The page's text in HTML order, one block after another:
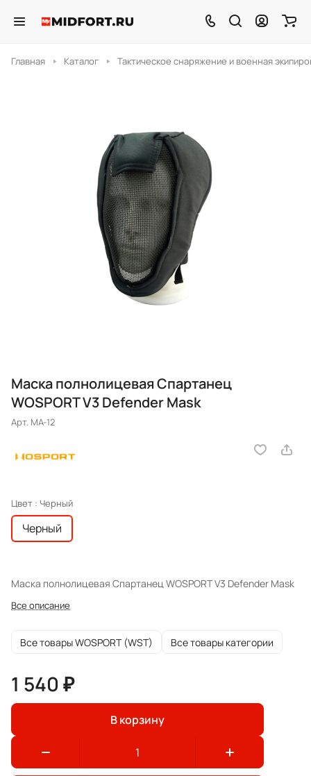
Главная Каталог Тактическое снаряжение и военная
Маска полнолицевая Спартанец
WOSPORT V3 Defender Mask
Арт. MA-12
Цвет : Черный
Черный
Маска полнолицевая Спартанец WOSPORT V3 Defender Mask
Все описание
Все товары WOSPORT (WST) Все товары категории
1 540 ₽
В корзину